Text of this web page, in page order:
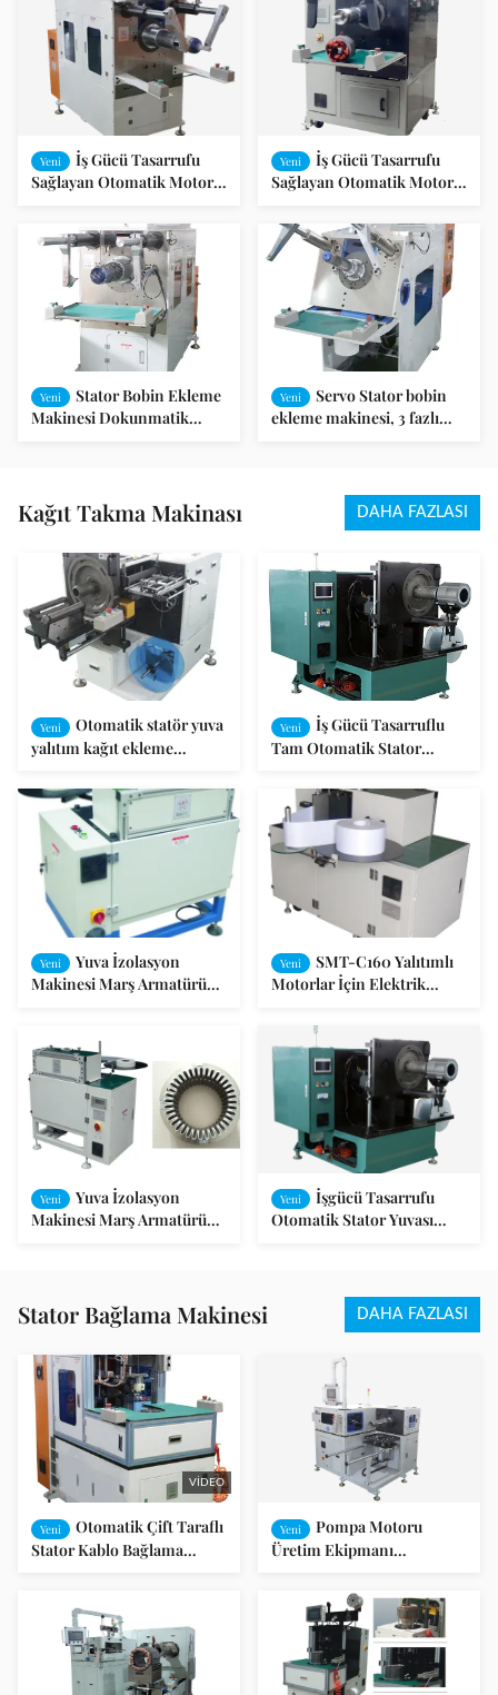
Yeni
İş Gücü Tasarrufu
Sağlayan Otomatik Motor
Çapı 110-210mm
Yeni
İş Gücü Tasarrufu
Sağlayan Otomatik Motor
Çapı 110-210mm
Yeni
Stator Bobin Ekleme
Makinesi Dokunmatik
Yeni
Servo Stator bobin
ekleme makinesi, 3 fazlı
Kağıt Takma Makinası DAHA FAZLASI
Yeni
Otomatik statör yuva
yalıtım kağıt ekleme
ve ≤300mm O.D. <30
Dakika araç değiştirme,
jeneratörler ve ev aletleri
motorları ile
Yeni
İş Gücü Tasarruflu
Tam Otomatik Stator
Motor İmalatı İçin 0.6 s/s
Verimlilik
Yeni
Yuva İzolasyon
Makinesi Marş Armatürü
Yeni
SMT-C160 Yalıtımlı
Motorlar İçin Elektrik
Makinesi
Yeni
Yuva İzolasyon
Makinesi Marş Armatürü
Yeni
İşgücü Tasarrufu
Otomatik Stator Yuvası
Stator Bağlama Makinesi DAHA FAZLASI
VIDEO
Yeni
Otomatik Çift Taraflı
Stator Kablo Bağlama
Motoru için SMT-BZ41
Yeni
Pompa Motoru
Üretim Ekipmanı
Makinesi SMT - DW350